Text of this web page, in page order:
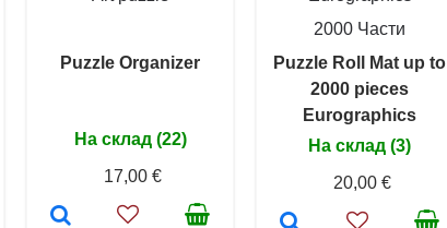
Puzzle Organizer
На склад (22)
17,00 €
2000 Части
Puzzle Roll Mat up to
2000 pieces
Eurographics
На склад (3)
20,00 €